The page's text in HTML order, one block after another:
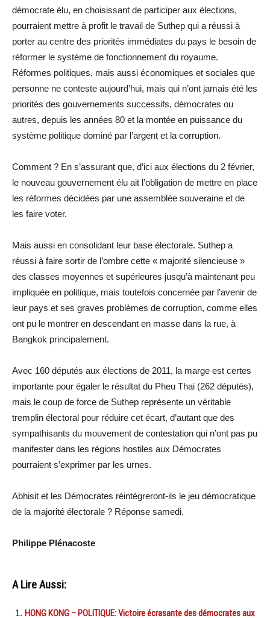
démocrate élu, en choisissant de participer aux élections,
pourraient mettre à profit le travail de Suthep qui a réussi à
porter au centre des priorités immédiates du pays le besoin de
réformer le système de fonctionnement du royaume.
Réformes politiques, mais aussi économiques et sociales que
personne ne conteste aujourd’hui, mais qui n’ont jamais été les
priorités des gouvernements successifs, démocrates ou
autres, depuis les années 80 et la montée en puissance du
système politique dominé par l’argent et la corruption.
Comment ? En s’assurant que, d’ici aux élections du 2 février,
le nouveau gouvernement élu ait l’obligation de mettre en place
les réformes décidées par une assemblée souveraine et de
les faire voter.
Mais aussi en consolidant leur base électorale. Suthep a
réussi à faire sortir de l’ombre cette « majorité silencieuse »
des classes moyennes et supérieures jusqu’à maintenant peu
impliquée en politique, mais toutefois concernée par l’avenir de
leur pays et ses graves problèmes de corruption, comme elles
ont pu le montrer en descendant en masse dans la rue, à
Bangkok principalement.
Avec 160 députés aux élections de 2011, la marge est certes
importante pour égaler le résultat du Pheu Thai (262 députés),
mais le coup de force de Suthep représente un véritable
tremplin électoral pour réduire cet écart, d’autant que des
sympathisants du mouvement de contestation qui n’ont pas pu
manifester dans les régions hostiles aux Démocrates
pourraient s’exprimer par les urnes.
Abhisit et les Démocrates réintégreront-ils le jeu démocratique
de la majorité électorale ? Réponse samedi.
Philippe Plénacoste
A Lire Aussi:
HONG KONG – POLITIQUE: Victoire écrasante des démocrates aux